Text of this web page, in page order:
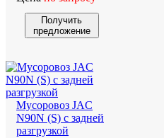
Получить
предложение
Мусоровоз JAC
N90N (S) с задней
разгрузкой